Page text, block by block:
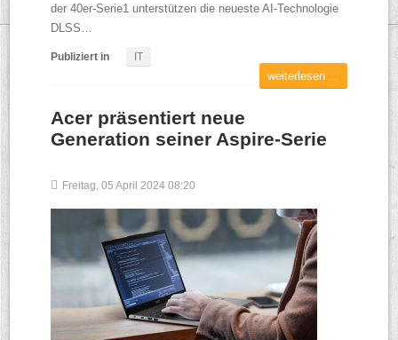
der 40er-Serie1 unterstützen die neueste AI-Technologie
DLSS…
Publiziert in IT
weiterlesen ...
Acer präsentiert neue
Generation seiner Aspire-Serie
Freitag, 05 April 2024 08:20